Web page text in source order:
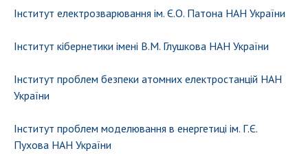
Інститут електрозварювання ім. Є.О. Патона НАН України
Інститут кібернетики імені В.М. Глушкова НАН України
Інститут проблем безпеки атомних електростанцій НАН
України
Інститут проблем моделювання в енергетиці ім. Г.Є.
Пухова НАН України